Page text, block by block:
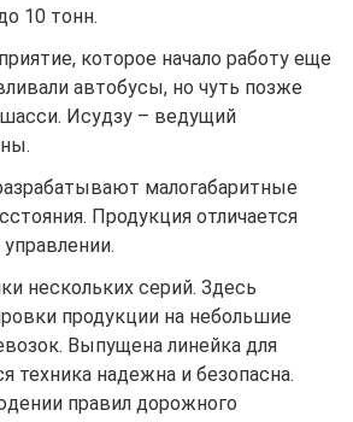
10 тонн.
которое начало работу еще
автобусы, но чуть позже
Исудзу – ведущий
малогабаритные
Продукция отличается
нескольких серий. Здесь
продукции на небольшие
Выпущена линейка для
техника надежна и безопасна.
правил дорожного